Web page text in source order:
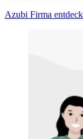
Azubi Firma